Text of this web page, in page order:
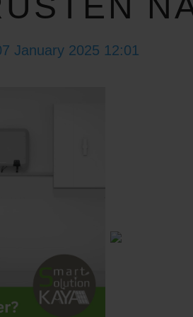
January 2025 12:01